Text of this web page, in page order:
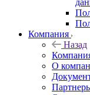
Компания
Назад
О